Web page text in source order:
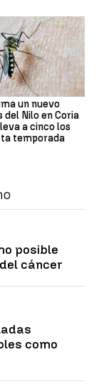
un nuevo
del Nilo en Coria
a cinco los
temporada
posible
cáncer
como